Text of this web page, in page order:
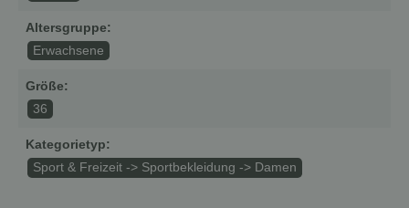
Altersgruppe:
Erwachsene
Größe:
36
Kategorietyp:
Sport & Freizeit -> Sportbekleidung -> Damen